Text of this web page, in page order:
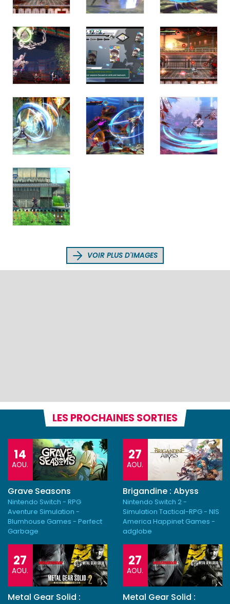
VOIR PLUS D'IMAGES
LES PROCHAINES SORTIES
14
AOU.
Grave Seasons
Nintendo Switch - RPG
Aventure Simulation -
Blumhouse Games - Perfect
Garbage
27
AOU.
Brigandine : Abyss
Nintendo Switch 2 -
Simulation Tactical-RPG - NIS
America Happinet Games -
adglobe
27
AOU.
Metal Gear Solid :
27
AOU.
Metal Gear Solid :